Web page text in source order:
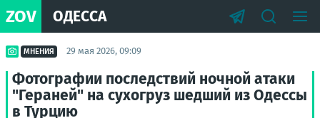
ZOV ОДЕССА
МНЕНИЯ 29 мая 2026, 09:09
Фотографии последствий ночной атаки
"Гераней" на сухогруз шедший из Одессы
в Турцию